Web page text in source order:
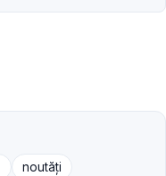
noutăți